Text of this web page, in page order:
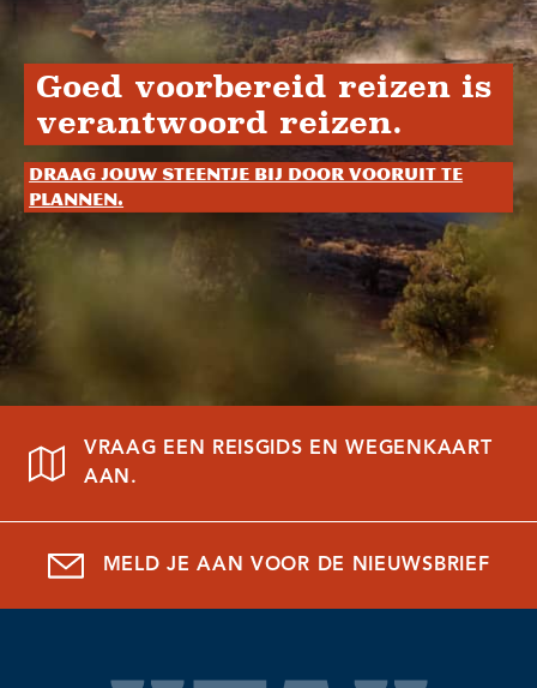
Goed voorbereid reizen is
verantwoord reizen.
Draag jouw steentje bij door vooruit te
plannen.
VRAAG EEN REISGIDS EN WEGENKAART
AAN.
MELD JE AAN VOOR DE NIEUWSBRIEF